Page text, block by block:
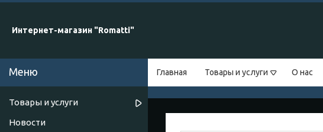
Интернет-магазин "Romatti"
Главная Товары и услуги О нас
Товары и услуги
Новости